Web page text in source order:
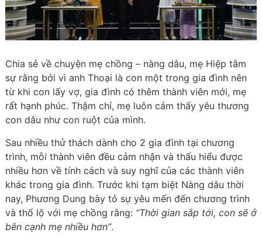
Chia sẻ về chuyện mẹ chồng – nàng dâu, mẹ Hiệp tâm
sự rằng bởi vì anh Thoại là con một trong gia đình nên
từ khi con lấy vợ, gia đình có thêm thành viên mới, mẹ
rất hạnh phúc. Thậm chí, mẹ luôn cảm thấy yêu thương
con dâu như con ruột của mình.
Sau nhiều thử thách dành cho 2 gia đình tại chương
trình, mỗi thành viên đều cảm nhận và thấu hiểu được
nhiều hơn về tính cách và suy nghĩ của các thành viên
khác trong gia đình. Trước khi tạm biệt Nàng dâu thời
nay, Phương Dung bày tỏ sự yêu mến đến chương trình
và thổ lộ với mẹ chồng rằng: “Thời gian sắp tới, con sẽ ở
bên cạnh mẹ nhiều hơn”.